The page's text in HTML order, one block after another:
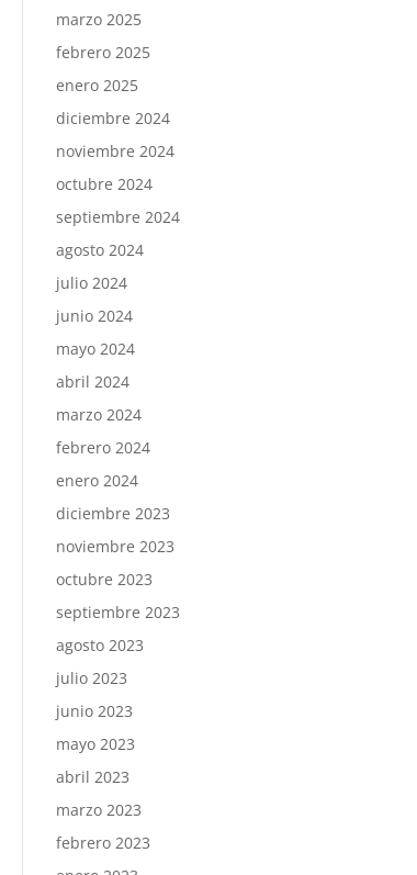
marzo 2025
febrero 2025
enero 2025
diciembre 2024
noviembre 2024
octubre 2024
septiembre 2024
agosto 2024
julio 2024
junio 2024
mayo 2024
abril 2024
marzo 2024
febrero 2024
enero 2024
diciembre 2023
noviembre 2023
octubre 2023
septiembre 2023
agosto 2023
julio 2023
junio 2023
mayo 2023
abril 2023
marzo 2023
febrero 2023